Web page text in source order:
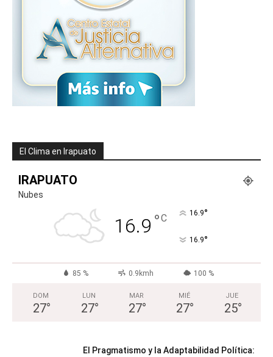
El Clima en Irapuato
IRAPUATO
Nubes
16.9 °C 16.9°
16.9°
85 % 0.9kmh 100 %
DOM
27°
LUN
27°
MAR
27°
MIÉ
27°
JUE
25°
El Pragmatismo y la Adaptabilidad Política: